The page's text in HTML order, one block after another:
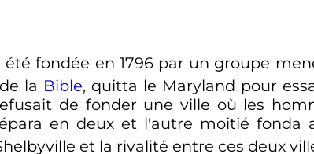
été fondée en 1796 par un groupe
la Bible, quitta le Maryland pour
de fonder une ville où les
en deux et l'autre moitié fonda
et la rivalité entre ces deux